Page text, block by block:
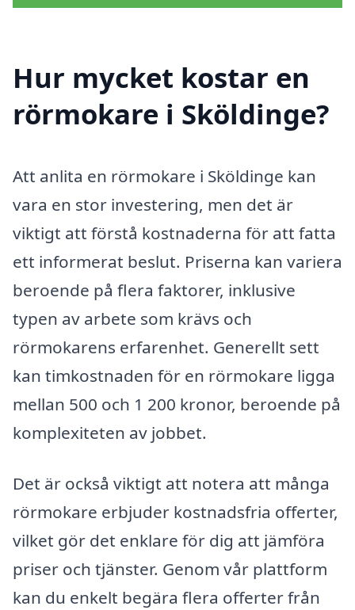
Hur mycket kostar en
rörmokare i Sköldinge?
Att anlita en rörmokare i Sköldinge kan
vara en stor investering, men det är
viktigt att förstå kostnaderna för att fatta
ett informerat beslut. Priserna kan variera
beroende på flera faktorer, inklusive
typen av arbete som krävs och
rörmokarens erfarenhet. Generellt sett
kan timkostnaden för en rörmokare ligga
mellan 500 och 1 200 kronor, beroende på
komplexiteten av jobbet.
Det är också viktigt att notera att många
rörmokare erbjuder kostnadsfria offerter,
vilket gör det enklare för dig att jämföra
priser och tjänster. Genom vår plattform
kan du enkelt begära flera offerter från